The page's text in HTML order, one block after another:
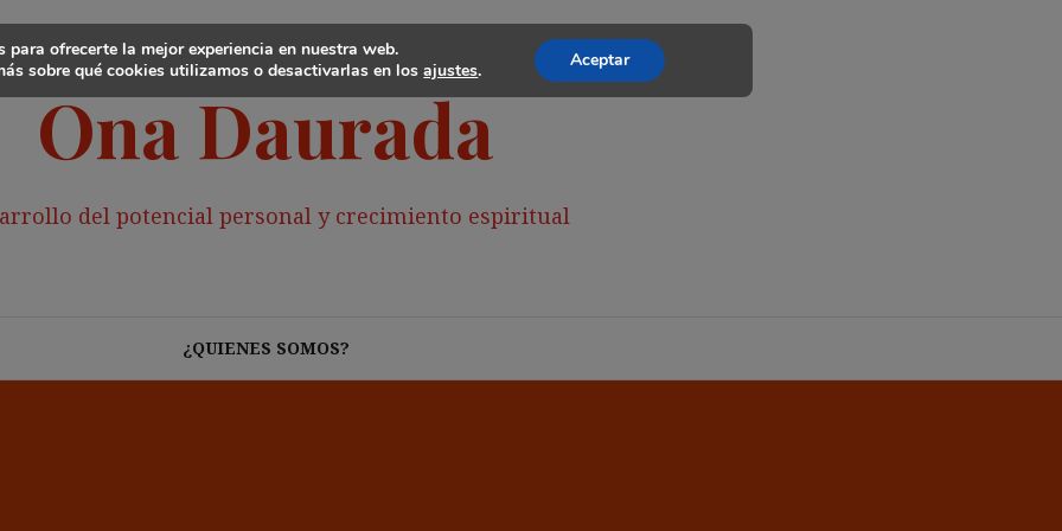
Ona Daurada
del potencial personal y crecimiento espiritual
¿QUIENES SOMOS?
para ofrecerte la mejor experiencia en nuestra web.
sobre qué cookies utilizamos o desactivarlas en losajustes. Aceptar